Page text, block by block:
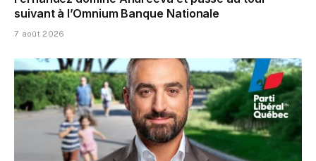
suivant à l’Omnium Banque Nationale
7 août 2026